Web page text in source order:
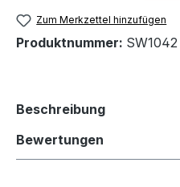
Zum Merkzettel hinzufügen
Produktnummer: SW1042
Beschreibung
Bewertungen